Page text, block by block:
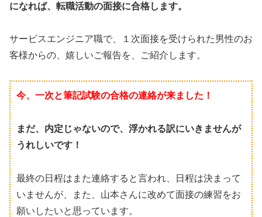
になれば、転職活動の面接に合格します。
サービスエンジニア職で、１次面接を受けられた男性のお
客様からの、嬉しいご報告を、ご紹介します。
今、一次と筆記試験の合格の連絡が来ました！
まだ、内定じゃないので、浮かれる訳にいきませんが
うれしいです！
最終の日程はまた連絡すると言われ、日程は決まって
いませんが、また、山本さんに改めて面接の練習をお
願いしたいと思っています。